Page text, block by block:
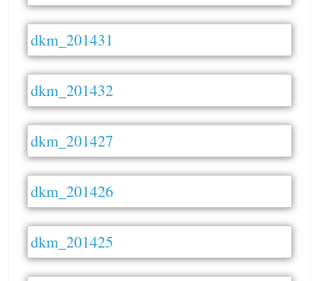
dkm_201431
dkm_201432
dkm_201427
dkm_201426
dkm_201425